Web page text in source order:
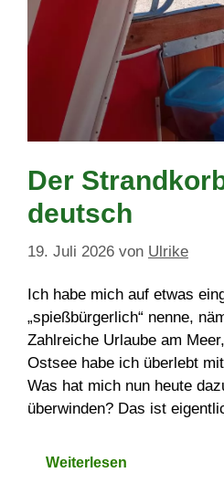
Der
deutsch
19. Juli 2026 von Ulrike
Ich habe mich auf etwas
„spießbürgerlich“ nenne,
Zahlreiche Urlaube am
Ostsee habe ich überlebt
Was hat mich nun heute
überwinden? Das ist
Weiterlesen